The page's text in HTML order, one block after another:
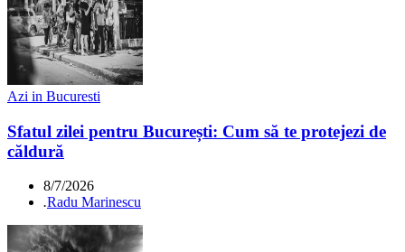
Azi in Bucuresti
Sfatul zilei pentru București: Cum să te protejezi de
căldură
8/7/2026
.Radu Marinescu